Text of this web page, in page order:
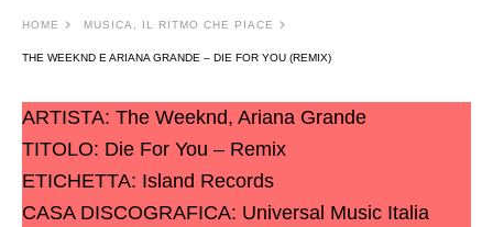
HOME MUSICA, IL RITMO CHE PIACE
THE WEEKND E ARIANA GRANDE – DIE FOR YOU (REMIX)
ARTISTA: The Weeknd, Ariana Grande
TITOLO: Die For You – Remix
ETICHETTA: Island Records
CASA DISCOGRAFICA: Universal Music Italia